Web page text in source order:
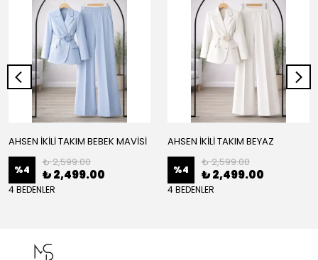
AHSEN İKİLİ TAKIM BEBEK MAVİSİ
%4
₺ 2,599.00
₺ 2,499.00
4 BEDENLER
AHSEN İKİLİ TAKIM BEYAZ
%4
₺ 2,599.00
₺ 2,499.00
4 BEDENLER